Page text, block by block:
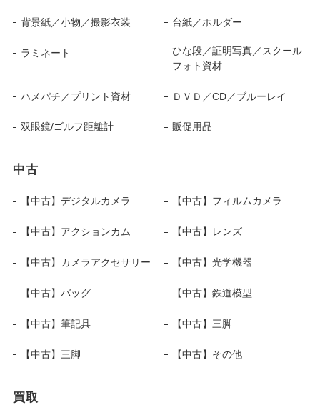
背景紙／小物／撮影衣装 台紙／ホルダー
ラミネート
ひな段／証明写真／スクール
フォト資材
ハメパチ／プリント資材 ＤＶＤ／CD／ブルーレイ
双眼鏡/ゴルフ距離計 販促用品
中古
【中古】デジタルカメラ 【中古】フィルムカメラ
【中古】アクションカム 【中古】レンズ
【中古】カメラアクセサリー 【中古】光学機器
【中古】バッグ 【中古】鉄道模型
【中古】筆記具 【中古】三脚
【中古】三脚 【中古】その他
買取